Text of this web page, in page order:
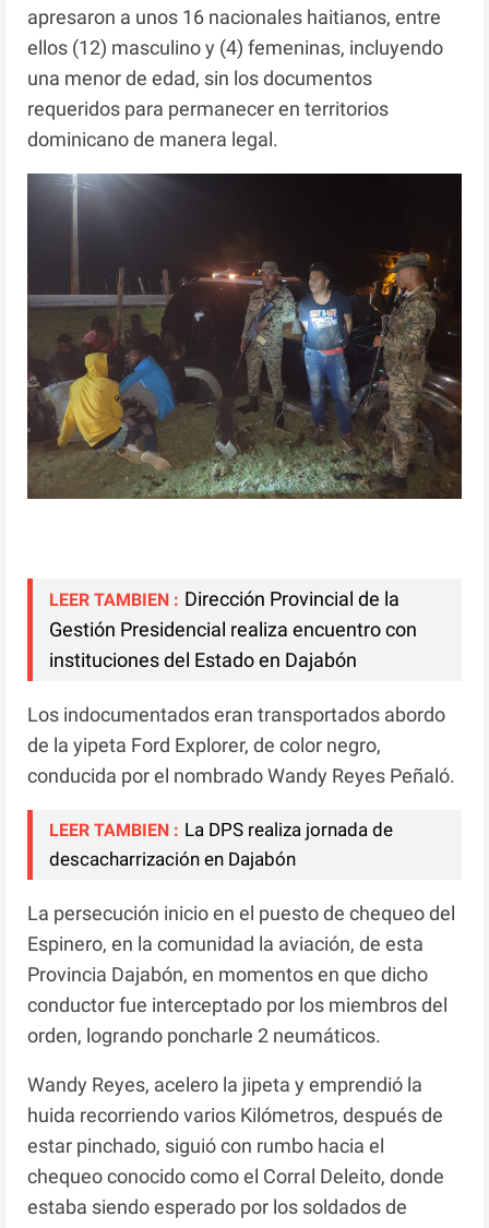
apresaron a unos 16 nacionales haitianos, entre
ellos (12) masculino y (4) femeninas, incluyendo
una menor de edad, sin los documentos
requeridos para permanecer en territorios
dominicano de manera legal.
LEER TAMBIEN : Dirección Provincial de la
Gestión Presidencial realiza encuentro con
instituciones del Estado en Dajabón
Los indocumentados eran transportados abordo
de la yipeta Ford Explorer, de color negro,
conducida por el nombrado Wandy Reyes Peñaló.
LEER TAMBIEN : La DPS realiza jornada de
descacharrización en Dajabón
La persecución inicio en el puesto de chequeo del
Espinero, en la comunidad la aviación, de esta
Provincia Dajabón, en momentos en que dicho
conductor fue interceptado por los miembros del
orden, logrando poncharle 2 neumáticos.
Wandy Reyes, acelero la jipeta y emprendió la
huida recorriendo varios Kilómetros, después de
estar pinchado, siguió con rumbo hacia el
chequeo conocido como el Corral Deleito, donde
estaba siendo esperado por los soldados de